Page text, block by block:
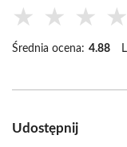
★ ★ ★ ★
Średnia ocena: 4.88
Udostępnij